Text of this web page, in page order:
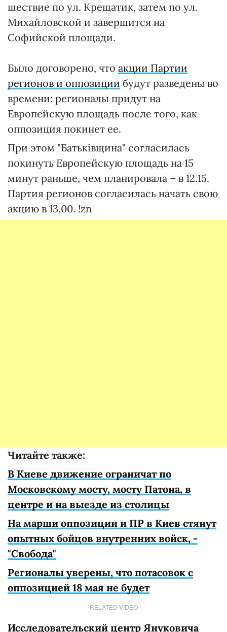
шествие по ул. Крещатик, затем по ул.
Михайловской и завершится на
Софийской площади.
Было договорено, что акции Партии
регионов и оппозиции будут разведены во
времени: регионалы придут на
Европейскую площадь после того, как
оппозиция покинет ее.
При этом "Батьківщина" согласилась
покинуть Европейскую площадь на 15
минут раньше, чем планировала – в 12.15.
Партия регионов согласилась начать свою
акцию в 13.00. !zn
Читайте также:
В Киеве движение ограничат по
Московскому мосту, мосту Патона, в
центре и на выезде из столицы
На марши оппозиции и ПР в Киев стянут
опытных бойцов внутренних войск, -
"Свобода"
Регионалы уверены, что потасовок с
оппозицией 18 мая не будет
RELATED VIDEO
Исследовательский центр Януковича